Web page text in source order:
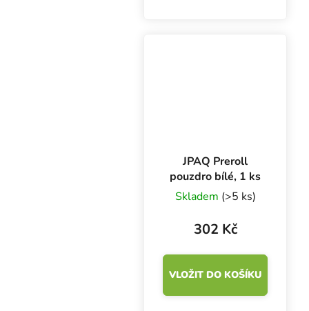
JPAQ Preroll
pouzdro bílé, 1 ks
Skladem (>5 ks)
302 Kč
VLOŽIT DO KOŠÍKU